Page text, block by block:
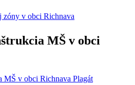
MŠ v obci